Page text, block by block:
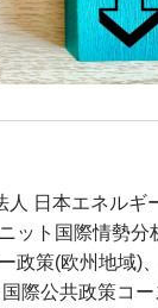
日本エネルギ
ット国際情勢分
政策(欧州地域)
際公共政策コ